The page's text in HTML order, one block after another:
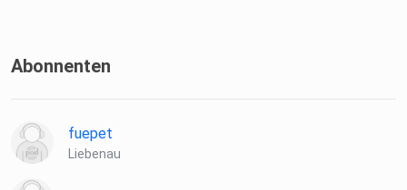
Abonnenten
fuepet
Liebenau